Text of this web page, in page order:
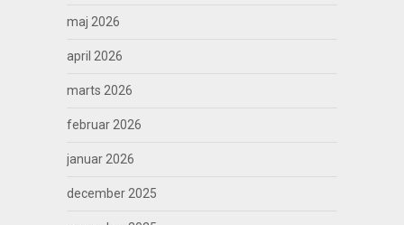
maj 2026
april 2026
marts 2026
februar 2026
januar 2026
december 2025